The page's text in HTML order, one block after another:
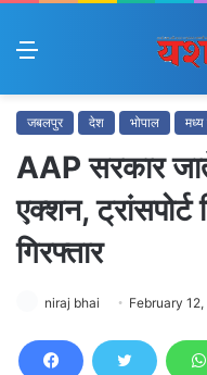
Menu
जबलपुर देश भोपाल
AAP सरकार
एक्शन,
गिरफ्तार
niraj bhai February